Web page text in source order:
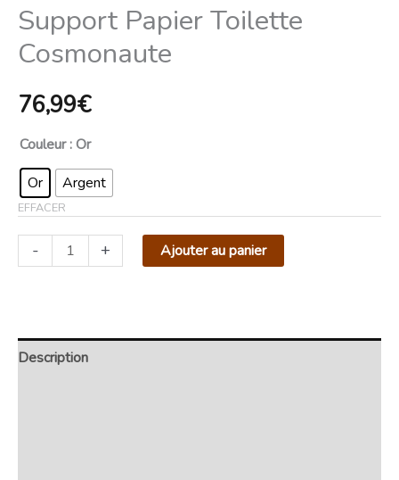
Support Papier Toilette
Cosmonaute
76,99€
Couleur : Or
Or
Argent
EFFACER
- + Ajouter au panier
Description